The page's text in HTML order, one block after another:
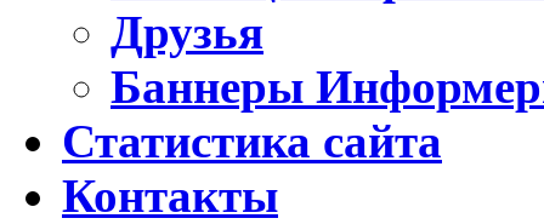
Друзья
Баннеры
Статистика сайта
Контакты